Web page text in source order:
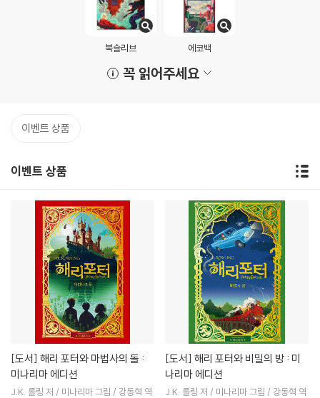
북슬리브 에코백
꼭 읽어주세요
이벤트 상품
이벤트 상품
[도서]
미나리마 에디션
J.K. 롤링 저 / 미나리마 그림 / 강동혁 역
[도서]
나리마 에디션
J.K. 롤링 저 / 미나리마 그림 / 강동혁 역